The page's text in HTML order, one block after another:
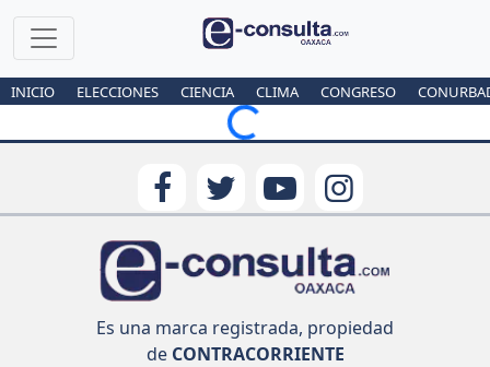
INICIO ELECCIONES CIENCIA CLIMA CONGRESO
Loading...
Es una marca registrada, propiedad
deCONTRACORRIENTE